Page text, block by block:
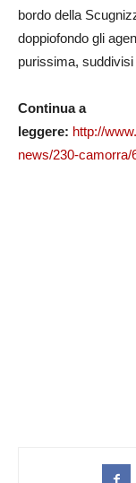
bordo della
doppiofondo gli
purissima,
Continua a
leggere: http://
news/230-